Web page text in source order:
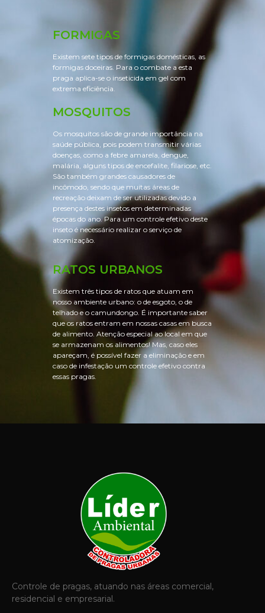
FORMIGAS
Existem sete tipos de formigas domésticas, as
formigas doceiras. Para o combate a esta
praga aplica-se o inseticida em gel com
extrema eficiência.
MOSQUITOS
Os mosquitos são de grande importância na
saúde pública, pois podem transmitir várias
doenças, como a febre amarela, dengue,
malária, alguns tipos de encefalite, filariose, etc.
São também grandes causadores de
incômodo, sendo que muitas áreas de
recreação deixam de ser utilizadas devido a
presença destes insetos em determinadas
épocas do ano. Para um controle efetivo deste
inseto é necessário realizar o serviço de
atomização.
RATOS URBANOS
Existem três tipos de ratos que atuam em
nosso ambiente urbano: o de esgoto, o de
telhado e o camundongo. É importante saber
que os ratos entram em nossas casas em busca
de alimento. Atenção especial ao local em que
se armazenam os alimentos! Mas, caso eles
apareçam, é possível fazer a eliminação e em
caso de infestação um controle efetivo contra
essas pragas.
Controle de pragas, atuando nas áreas comercial,
residencial e empresarial.